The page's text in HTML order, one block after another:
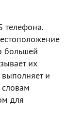
телефона.
большей
их
и
словам
для